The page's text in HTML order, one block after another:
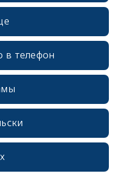
в телефон
erid: 2SDnjcrDNw6